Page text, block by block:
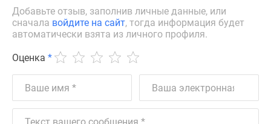
Дзен
места
Апартаменты
#траншевая
ипотека
#рассрочка
Добавьте отзыв, заполнив личные данные, или
сначала войдите на сайт, тогда информация будет
автоматически взята из личного профиля.
Оценка *